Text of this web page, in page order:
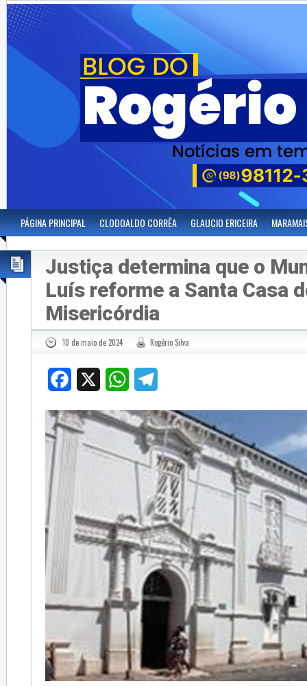
PÁGINA PRINCIPAL CLODOALDO CORRÊA GLAUCIO ERICEIRA
Justiça determina que o
Luís reforme a Santa Casa
Misericórdia
10 de maio de 2024 Rogério Silva
Facebook WhatsApp